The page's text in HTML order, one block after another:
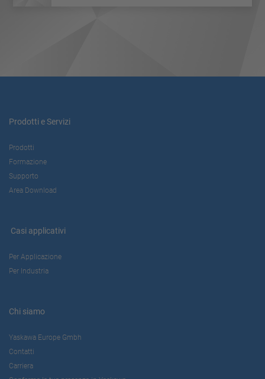
Prodotti e Servizi
Prodotti
Formazione
Supporto
Area Download
Casi applicativi
Per Applicazione
Per Industria
Chi siamo
Yaskawa Europe Gmbh
Contatti
Carriera